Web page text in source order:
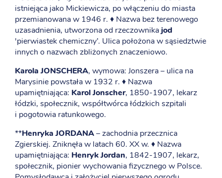
istniejąca jako Mickiewicza, po włączeniu do miasta
przemianowana w 1946 r. ♦ Nazwa bez terenowego
uzasadnienia, utworzona od rzeczownikajod
'pierwiastek chemiczny’. Ulica położona w sąsiedztwie
innych o nazwach zbliżonych znaczeniowo.
Karola JONSCHERA, wymowa: Jonszera – ulica na
Marysinie powstała w 1932 r. ♦ Nazwa
upamiętniająca: Karol Jonscher, 1850-1907, lekarz
łódzki, społecznik, współtwórca łódzkich szpitali
i pogotowia ratunkowego.
**Henryka JORDANA– zachodnia przecznica
Zgierskiej. Zniknęła w latach 60. XX w. ♦ Nazwa
upamiętniająca: Henryk Jordan, 1842-1907, lekarz,
społecznik, pionier wychowania fizycznego w Polsce.